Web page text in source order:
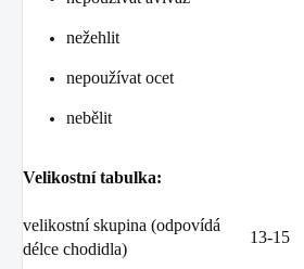
nežehlit
nepoužívat ocet
nebělit
Velikostní tabulka:
velikostní skupina (odpovídá
délce chodidla)
13-15